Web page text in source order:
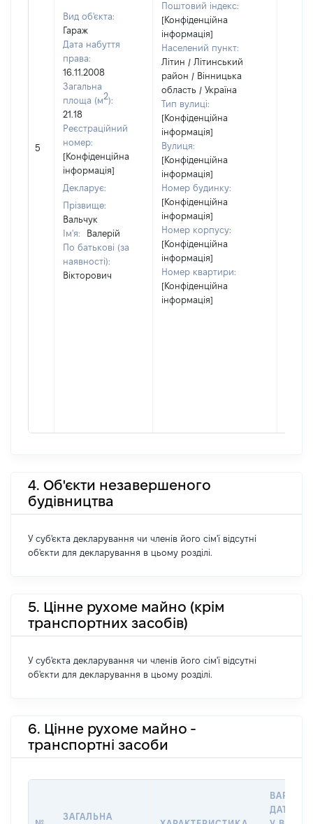
5
Вид об'єкта:
Гараж
Дата набуття
права:
16.11.2008
Загальна
площа (м2):
21.18
Реєстраційний
номер:
[Конфіденційна
інформація]
Декларує:
Прізвище:
Вальчук
Ім'я:
Валерій
По батькові (за
наявності):
Вікторович
Поштовий індекс:
[Конфіденційна
інформація]
Населений пункт:
Літин / Літинський
район / Вінницька
область / Україна
Тип вулиці:
[Конфіденційна
інформація]
Вулиця:
[Конфіденційна
інформація]
Номер будинку:
[Конфіденційна
інформація]
Номер корпусу:
[Конфіденційна
інформація]
Номер квартири:
[Конфіденційна
інформація]
4. Об'єкти незавершеного
будівництва
У суб'єкта декларування чи членів його сім'ї відсутні
об'єкти для декларування в цьому розділі.
5. Цінне рухоме майно (крім
транспортних засобів)
У суб'єкта декларування чи членів його сім'ї відсутні
об'єкти для декларування в цьому розділі.
6. Цінне рухоме майно -
транспортні засоби
ЗАГАЛЬНА
ДАТУ